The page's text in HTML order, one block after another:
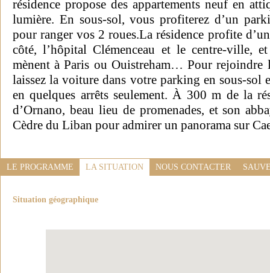
résidence propose des appartements neuf en
lumière. En sous-sol, vous profiterez d’un
pour ranger vos 2 roues.La résidence profite
côté, l’hôpital Clémenceau et le centre-ville,
mènent à Paris ou Ouistreham… Pour
laissez la voiture dans votre parking en sous-sol
en quelques arrêts seulement. À 300 m de la
d’Ornano, beau lieu de promenades, et son
Cèdre du Liban pour admirer un panorama sur
LE PROGRAMME LA SITUATION NOUS CONTACTER
Situation géographique